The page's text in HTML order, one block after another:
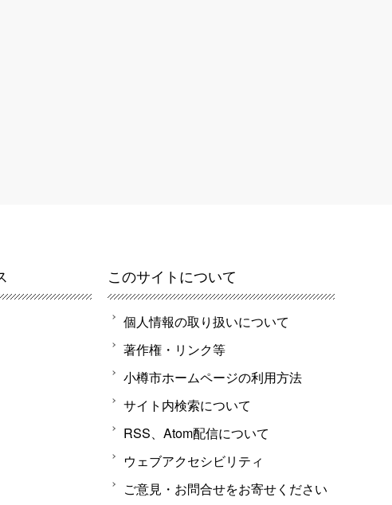
このサイトについて
個人情報の取り扱いについて
著作権・リンク等
小樽市ホームページの利用方法
サイト内検索について
RSS、Atom配信について
ウェブアクセシビリティ
ご意見・お問合せをお寄せください